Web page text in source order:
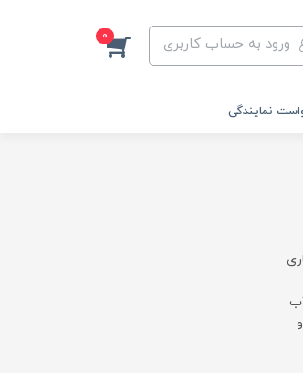
ورود به حساب کاربری 0
نمایندگی